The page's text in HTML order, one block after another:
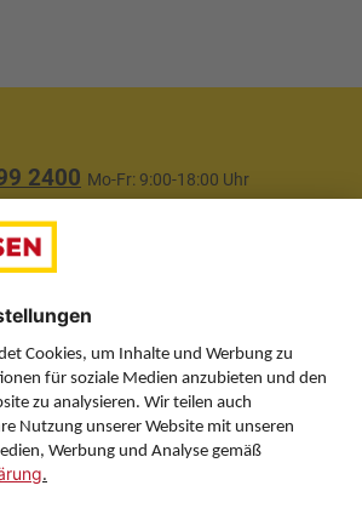
2400 Mo-Fr: 9:00-18:00 Uhr
uns auf